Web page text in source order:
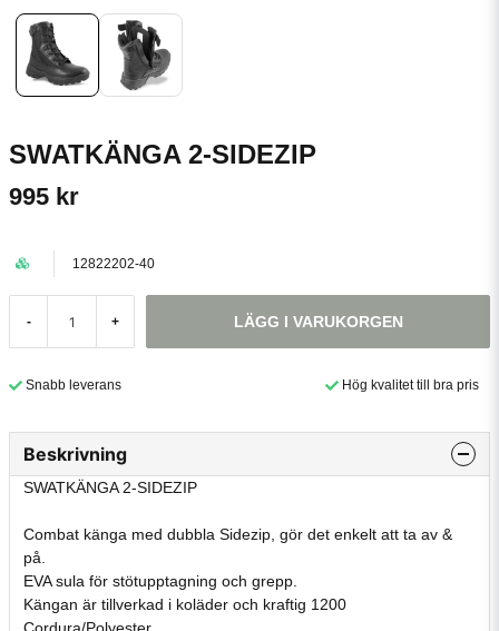
SWATKÄNGA 2-SIDEZIP
995 kr
12822202-40
- + LÄGG I VARUKORGEN
Snabb leverans Hög kvalitet till bra pris
Beskrivning
SWATKÄNGA 2-SIDEZIP
Combat känga med dubbla Sidezip, gör det enkelt att ta av &
på.
EVA sula för stötupptagning och grepp.
Kängan är tillverkad i koläder och kraftig 1200